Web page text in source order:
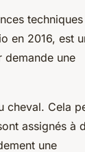
techniques
en 2016, est
demande une
cheval. Cela
assignés à
une